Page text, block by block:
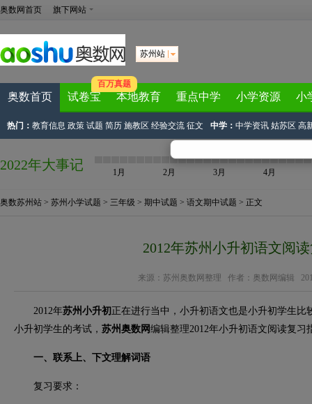
奥数网首页 旗下网站
苏州站
奥数首页 试卷宝
百万真题
本地教育 重点中学 小学资源 小
热门： 教育信息 政策 试题 简历 施教区 经验交流 征文 中学： 中学资讯 姑苏区 高
2022年大事记 1月 2月 3月 4月
奥数苏州站 > 苏州小学试题 > 三年级 > 期中试题 > 语文期中试题 > 正文
2012年苏州小升初语文阅
来源： 苏州奥数网整理 作者：奥数网编辑
2012年苏州小升初 正在进行当中，小升初语文也是小升初学生
小升初学生的考试， 苏州奥数网编辑整理2012年小升初语文阅读复
一、联系上、下文理解词语
复习要求：